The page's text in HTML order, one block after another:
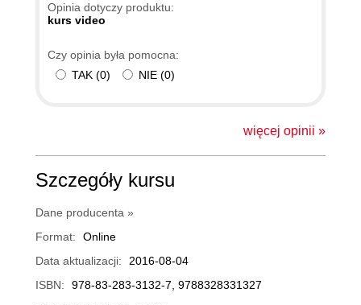
7.9. Konfiguracja przełącznika
GNS3 oraz topologii fizycznej
7.10. Konfiguracja Frame
działanie Inverse ARP
w Frame Relay
sieci wykorzystującej Frame
Opinia dotyczy produktu:
kurs video
Czy opinia była pomocna:
TAK (0) NIE (0)
więcej opinii »
Szczegóły kursu
Dane producenta »
Format:
Online
Data aktualizacji:
2016-08-04
ISBN:
978-83-283-3132-7, 9788328331327